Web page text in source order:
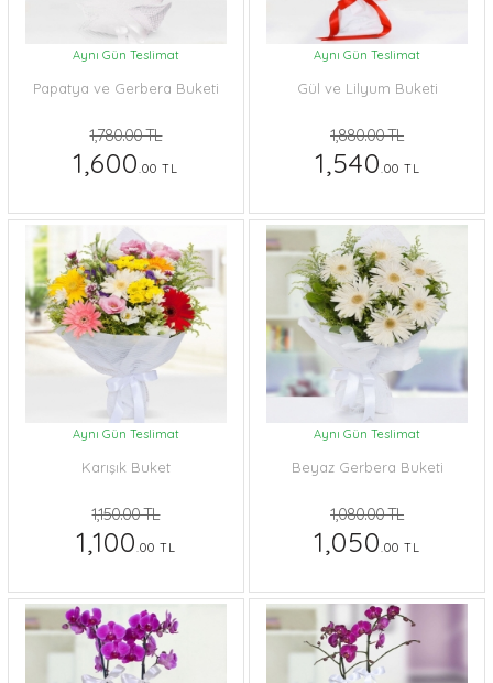
Aynı Gün Teslimat
Papatya ve Gerbera Buketi
1,780.00 TL
1,600.00 TL
Aynı Gün Teslimat
Gül ve Lilyum Buketi
1,880.00 TL
1,540.00 TL
Aynı Gün Teslimat
Karışık Buket
1,150.00 TL
1,100.00 TL
Aynı Gün Teslimat
Beyaz Gerbera Buketi
1,080.00 TL
1,050.00 TL